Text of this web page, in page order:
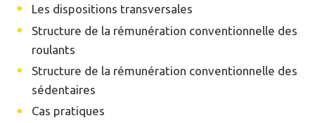
Les dispositions transversales
Structure de la rémunération conventionnelle des
roulants
Structure de la rémunération conventionnelle des
sédentaires
Cas pratiques